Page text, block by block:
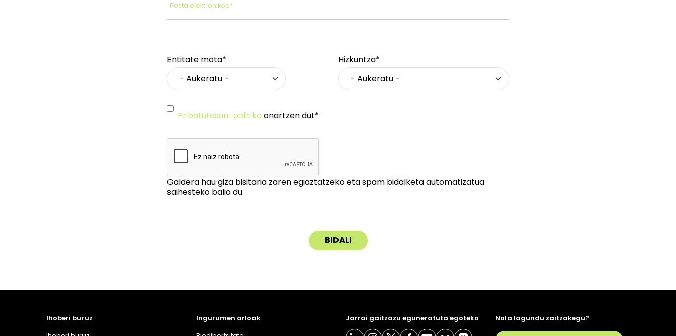
Posta elektronikoa*
Entitate mota* Hizkuntza*
Pribatutasun-politika onartzen dut*
Galdera hau giza bisitaria zaren egiaztatzeko eta spam bidalketa automatizatua
saihesteko balio du.
Ihoberi buruz
Ingurumen arloak
Jarrai gaitzazu eguneratuta egoteko Nola lagundu zaitzakegu?